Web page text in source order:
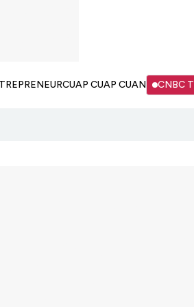
CUAP CUAP CUAN CNBC